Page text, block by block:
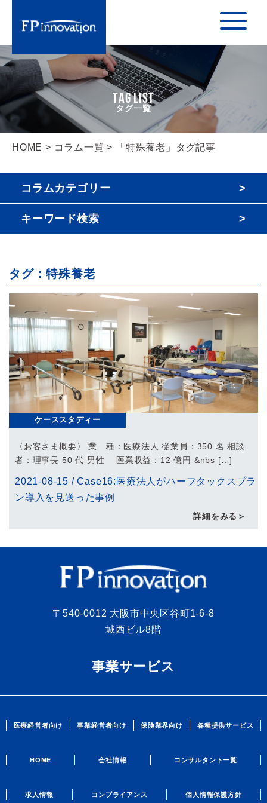
TAG LIST
HOME > コラム一覧 > 「特殊養老」タグ記事
コラムカテゴリー
キーワード検索
タグ：特殊養老
ケーススタディー
〈お客さま概要〉 業 種：医療法人 従業員：350 名 相談
者：理事長 50 代 男性 医業収益：12 億円 &nbs […]
2021-08-15 /Case16:医療法人がハーフタックスプラ
ン導入を見送った事例
詳細をみる＞
〒540-0012 大阪市中央区谷町1-6-8
城西ビル8階
事業サービス
医療経営者向け 事業経営者向け 保険業界向け 各種提供サービス
HOME 会社情報 コンサルタント一覧
求人情報 コンプライアンス 個人情報保護方針